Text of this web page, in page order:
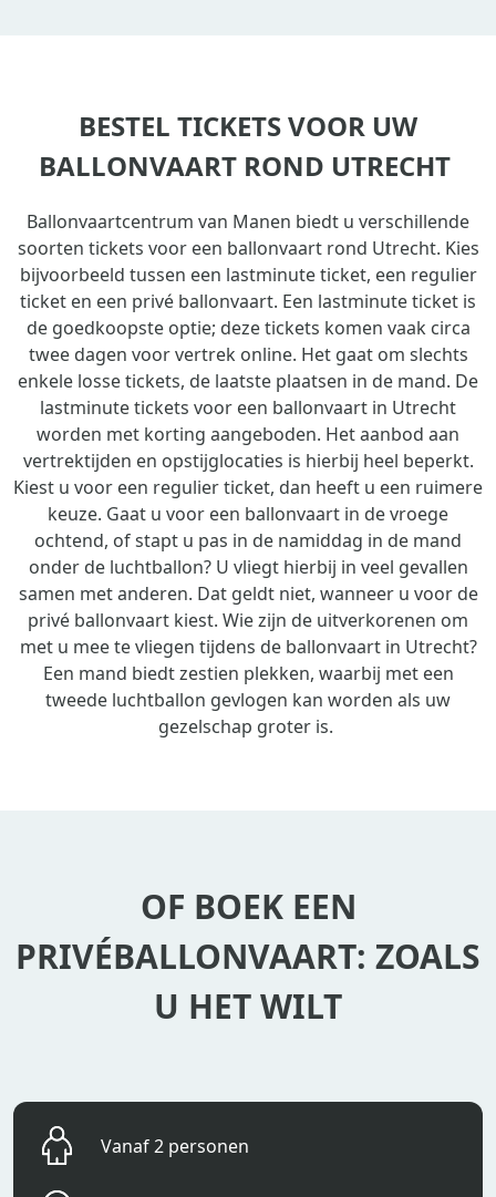
BESTEL TICKETS VOOR UW
BALLONVAART ROND UTRECHT
Ballonvaartcentrum van Manen biedt u verschillende
soorten tickets voor een ballonvaart rond Utrecht. Kies
bijvoorbeeld tussen een lastminute ticket, een regulier
ticket en een privé ballonvaart. Een lastminute ticket is
de goedkoopste optie; deze tickets komen vaak circa
twee dagen voor vertrek online. Het gaat om slechts
enkele losse tickets, de laatste plaatsen in de mand. De
lastminute tickets voor een ballonvaart in Utrecht
worden met korting aangeboden. Het aanbod aan
vertrektijden en opstijglocaties is hierbij heel beperkt.
Kiest u voor een regulier ticket, dan heeft u een ruimere
keuze. Gaat u voor een ballonvaart in de vroege
ochtend, of stapt u pas in de namiddag in de mand
onder de luchtballon? U vliegt hierbij in veel gevallen
samen met anderen. Dat geldt niet, wanneer u voor de
privé ballonvaart kiest. Wie zijn de uitverkorenen om
met u mee te vliegen tijdens de ballonvaart in Utrecht?
Een mand biedt zestien plekken, waarbij met een
tweede luchtballon gevlogen kan worden als uw
gezelschap groter is.
OF BOEK EEN
PRIVÉBALLONVAART: ZOALS
U HET WILT
Vanaf 2 personen